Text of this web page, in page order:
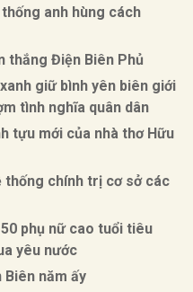
anh hùng cách
thắng Điện Biên Phủ
giữ bình yên biên giới
tình nghĩa quân dân
tựu mới của nhà thơ Hữu
thống chính trị cơ sở các
phụ nữ cao tuổi tiêu
yêu nước
Biên năm ấy